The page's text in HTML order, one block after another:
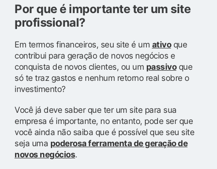
Por que é importante ter um site
profissional?
Em termos financeiros, seu site é um ativoque
contribui para geração de novos negócios e
conquista de novos clientes, ou um passivoque
só te traz gastos e nenhum retorno real sobre o
investimento?
Você já deve saber que ter um site para sua
empresa é importante, no entanto, pode ser que
você ainda não saiba que é possível que seu site
seja uma poderosa ferramenta de geração de
novos negócios.